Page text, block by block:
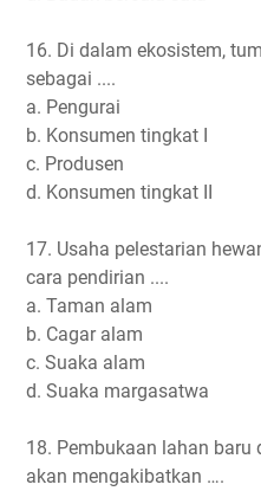
16. Di dalam ekosistem,
sebagai ....
a. Pengurai
b. Konsumen tingkat I
c. Produsen
d. Konsumen tingkat II
17. Usaha pelestarian
cara pendirian ....
a. Taman alam
b. Cagar alam
c. Suaka alam
d. Suaka margasatwa
18. Pembukaan lahan baru
akan mengakibatkan ….